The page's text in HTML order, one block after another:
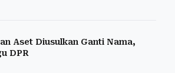
Aset Diusulkan Ganti Nama,
DPR